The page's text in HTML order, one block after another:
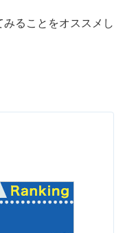
みることをオススメし